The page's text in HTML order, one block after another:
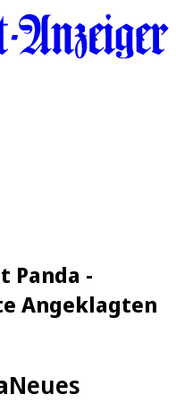
Panda -
Angeklagten
Neues